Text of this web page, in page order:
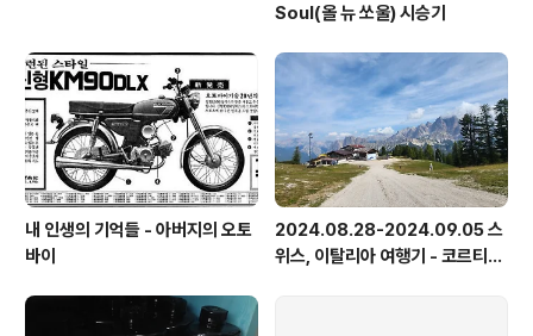
Soul(올 뉴 쏘울) 시승기
내 인생의 기억들 - 아버지의 오토
바이
2024.08.28-2024.09.05 스
위스, 이탈리아 여행기 - 코르티나